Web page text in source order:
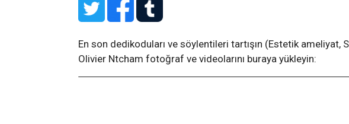
En son dedikoduları ve söylentileri tartışın (Estetik ameliyat,
Olivier Ntcham fotoğraf ve videolarını buraya yükleyin: